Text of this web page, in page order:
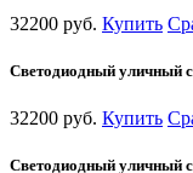
32200 руб. Купить
Светодиодный уличный
32200 руб. Купить
Светодиодный уличный